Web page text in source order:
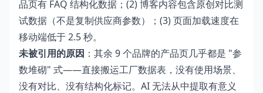
品页有 FAQ 结构化数据；(2) 博客内容包含原创对比测
试数据（不是复制供应商参数）；(3) 页面加载速度在
移动端低于 2.5 秒。
未被引用的原因 ：其余 9 个品牌的产品页几乎都是 "参
数堆砌" 式——直接搬运工厂数据表，没有使用场景、
没有对比、没有结构化标记。AI 无法从中提取有意义